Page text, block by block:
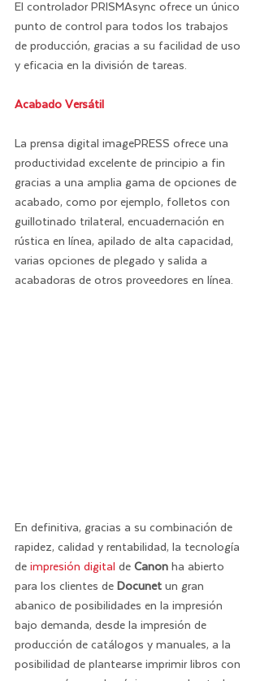
El controlador PRISMAsync ofrece un único
punto de control para todos los trabajos
de producción, gracias a su facilidad de uso
y eficacia en la división de tareas.
Acabado Versátil
La prensa digital imagePRESS ofrece una
productividad excelente de principio a fin
gracias a una amplia gama de opciones de
acabado, como por ejemplo, folletos con
guillotinado trilateral, encuadernación en
rústica en línea, apilado de alta capacidad,
varias opciones de plegado y salida a
acabadoras de otros proveedores en línea.
En definitiva, gracias a su combinación de
rapidez, calidad y rentabilidad, la tecnología
de impresión digital de Canon ha abierto
para los clientes de Docunet un gran
abanico de posibilidades en la impresión
bajo demanda, desde la impresión de
producción de catálogos y manuales, a la
posibilidad de plantearse imprimir libros con